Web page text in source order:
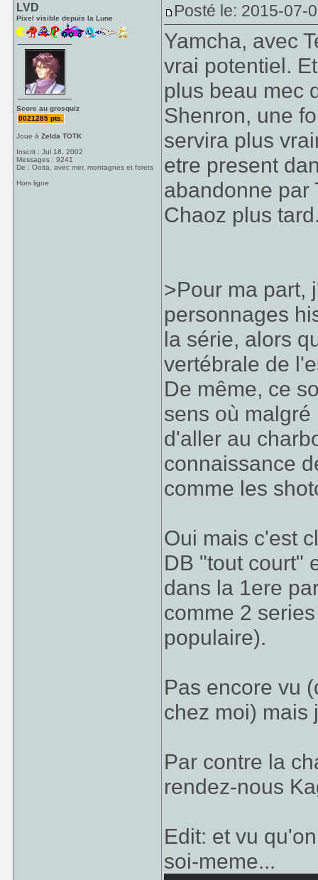
LVD
Pixel visible depuis la Lune
Score au grosquiz
0021285 pts.
Joue àZelda TOTK
Inscrit : Jul 18, 2002
Messages : 9241
De : Ooita, avec mer, montagnes et forets
Hors ligne
Posté le: 2015-07-
Yamcha, avec
vrai potentiel.
plus beau mec
Shenron, une
servira plus
etre present
abandonne par
Chaoz plus
>Pour ma part,
personnages
la série, alors
vertébrale de
De même, ce
sens où
d'aller au
connaissance
comme les
Oui mais c'est
DB "tout court"
dans la 1ere
comme 2
populaire).
Pas encore vu
chez moi) mais
Par contre la
rendez-nous
Edit: et vu
soi-meme...